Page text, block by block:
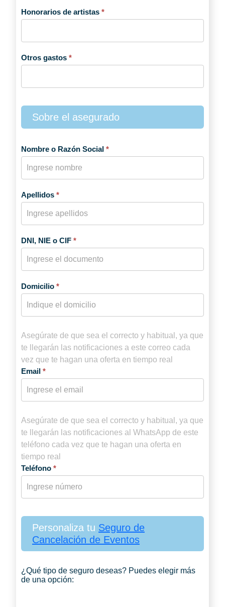
Honorarios de artistas *
Otros gastos *
Sobre el asegurado
Nombre o Razón Social *
Apellidos *
DNI, NIE o CIF *
Domicilio *
Email *
Asegúrate de que sea el correcto y habitual, ya que
te llegarán las notificaciones a este correo cada
vez que te hagan una oferta en tiempo real
Teléfono *
Asegúrate de que sea el correcto y habitual, ya que
te llegarán las notificaciones al WhatsApp de este
teléfono cada vez que te hagan una oferta en
tiempo real
Personaliza tu Seguro de
Cancelación de Eventos
¿Qué tipo de seguro deseas? Puedes elegir más
de una opción: